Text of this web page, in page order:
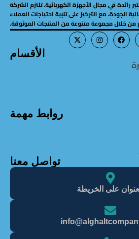
رائدة في مجال الأجهزة الكهربائية. تلتزم الشركة
الجودة، مع التركيز على تلبية احتياجات العملاء
من خلال مجموعة متنوعة من المنتجات الموثوقة.
الأقسام
روابط مهمة
تواصل معنا
على الخريطة